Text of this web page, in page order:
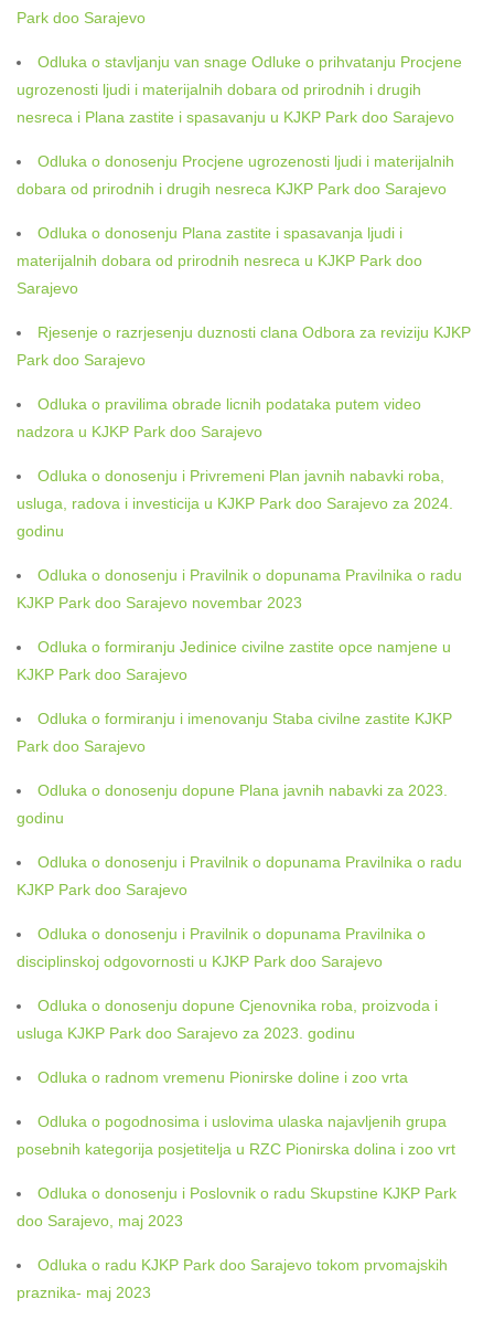
Park doo Sarajevo
Odluka o stavljanju van snage Odluke o prihvatanju Procjene
ugrozenosti ljudi i materijalnih dobara od prirodnih i drugih
nesreca i Plana zastite i spasavanju u KJKP Park doo Sarajevo
Odluka o donosenju Procjene ugrozenosti ljudi i materijalnih
dobara od prirodnih i drugih nesreca KJKP Park doo Sarajevo
Odluka o donosenju Plana zastite i spasavanja ljudi i
materijalnih dobara od prirodnih nesreca u KJKP Park doo
Sarajevo
Rjesenje o razrjesenju duznosti clana Odbora za reviziju KJKP
Park doo Sarajevo
Odluka o pravilima obrade licnih podataka putem video
nadzora u KJKP Park doo Sarajevo
Odluka o donosenju i Privremeni Plan javnih nabavki roba,
usluga, radova i investicija u KJKP Park doo Sarajevo za 2024.
godinu
Odluka o donosenju i Pravilnik o dopunama Pravilnika o radu
KJKP Park doo Sarajevo novembar 2023
Odluka o formiranju Jedinice civilne zastite opce namjene u
KJKP Park doo Sarajevo
Odluka o formiranju i imenovanju Staba civilne zastite KJKP
Park doo Sarajevo
Odluka o donosenju dopune Plana javnih nabavki za 2023.
godinu
Odluka o donosenju i Pravilnik o dopunama Pravilnika o radu
KJKP Park doo Sarajevo
Odluka o donosenju i Pravilnik o dopunama Pravilnika o
disciplinskoj odgovornosti u KJKP Park doo Sarajevo
Odluka o donosenju dopune Cjenovnika roba, proizvoda i
usluga KJKP Park doo Sarajevo za 2023. godinu
Odluka o radnom vremenu Pionirske doline i zoo vrta
Odluka o pogodnosima i uslovima ulaska najavljenih grupa
posebnih kategorija posjetitelja u RZC Pionirska dolina i zoo vrt
Odluka o donosenju i Poslovnik o radu Skupstine KJKP Park
doo Sarajevo, maj 2023
Odluka o radu KJKP Park doo Sarajevo tokom prvomajskih
praznika- maj 2023